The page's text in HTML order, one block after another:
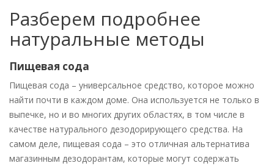
Разберем подробнее
натуральные методы
Пищевая сода
Пищевая сода – универсальное средство, которое можно
найти почти в каждом доме. Она используется не только в
выпечке, но и во многих других областях, в том числе в
качестве натурального дезодорирующего средства. На
самом деле, пищевая сода – это отличная альтернатива
магазинным дезодорантам, которые могут содержать